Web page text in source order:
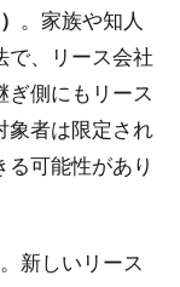
。家族や知人
で、リース会社
ぎ側にもリース
象者は限定され
る可能性があり
。新しいリース